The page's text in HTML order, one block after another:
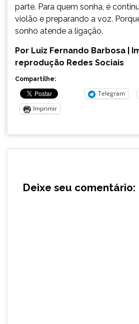
parte. Para quem sonha, é
violão e preparando a voz.
sonho atende a ligação.
Por Luiz Fernando Barbosa |
reprodução Redes Sociais
Compartilhe:
Telegram
Imprimir
Deixe seu comentário: